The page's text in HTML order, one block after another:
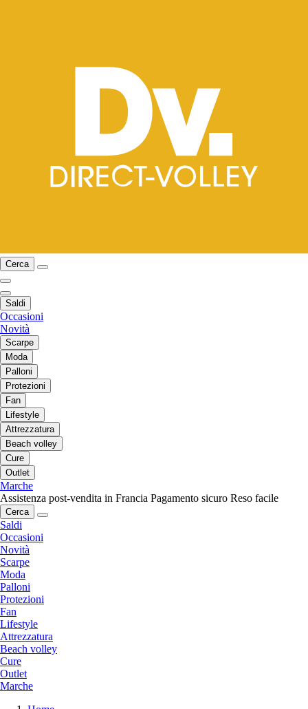
Cerca
Saldi
Occasioni
Novità
Scarpe
Moda
Palloni
Protezioni
Fan
Lifestyle
Attrezzatura
Beach volley
Cure
Outlet
Marche
Assistenza post-vendita in Francia Pagamento sicuro Reso facile
Cerca
Saldi
Occasioni
Novità
Scarpe
Moda
Palloni
Protezioni
Fan
Lifestyle
Attrezzatura
Beach volley
Cure
Outlet
Marche